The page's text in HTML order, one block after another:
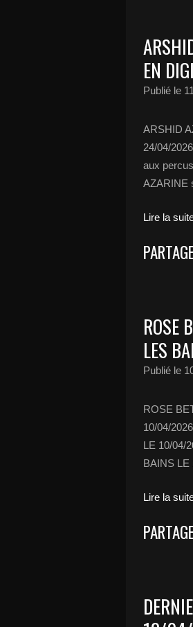
EN
Publié le
ARSHID
24/04/
aux
AZARINE
Lire la
ROSE
LES
Publié le
ROSE
10/04/
LE 10/04/
BAINS LE
Lire la